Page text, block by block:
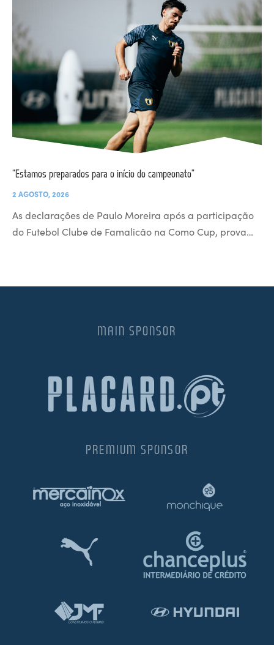
“Estamos preparados para o início do campeonato”
2 AGOSTO, 2026
As declarações de Paulo Moreira após a participação
do Futebol Clube de Famalicão na Como Cup, prova…
MAIN SPONSOR
PREMIUM SPONSOR